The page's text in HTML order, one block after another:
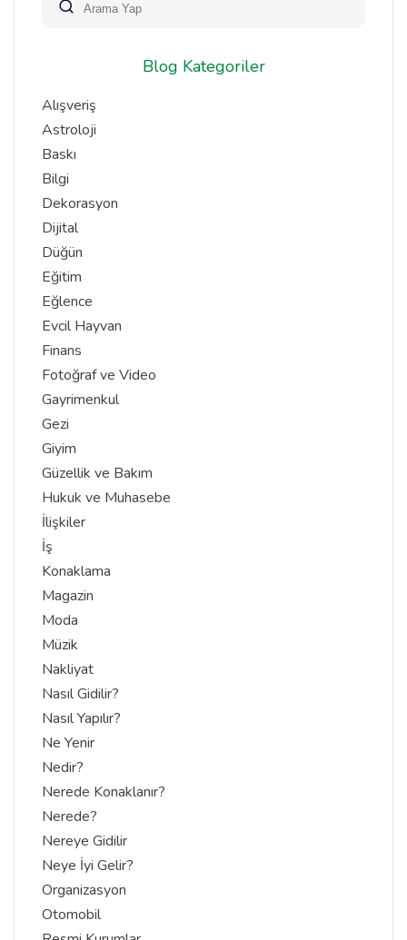
Blog Kategoriler
Alışveriş
Astroloji
Baskı
Bilgi
Dekorasyon
Dijital
Düğün
Eğitim
Eğlence
Evcil Hayvan
Finans
Fotoğraf ve Video
Gayrimenkul
Gezi
Giyim
Güzellik ve Bakım
Hukuk ve Muhasebe
İlişkiler
İş
Konaklama
Magazin
Moda
Müzik
Nakliyat
Nasıl Gidilir?
Nasıl Yapılır?
Ne Yenir
Nedir?
Nerede Konaklanır?
Nerede?
Nereye Gidilir
Neye İyi Gelir?
Organizasyon
Otomobil